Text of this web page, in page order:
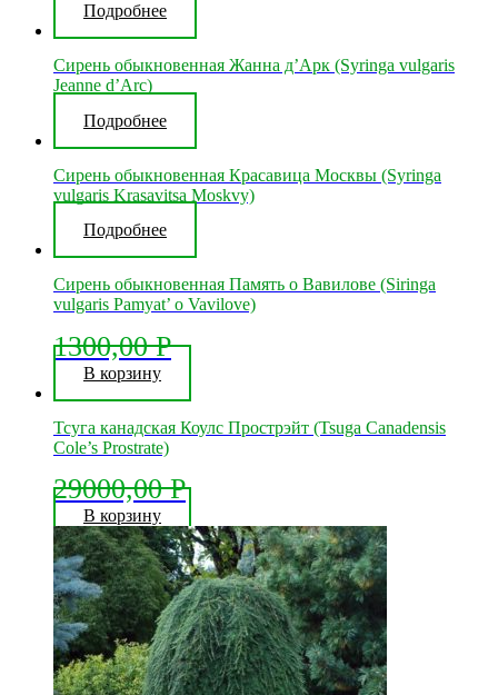
Подробнее
Сирень обыкновенная Жанна д’Арк (Syringa vulgaris
Jeanne d’Arc)
Подробнее
Сирень обыкновенная Красавица Москвы (Syringa
vulgaris Krasavitsa Moskvy)
Подробнее
Сирень обыкновенная Память о Вавилове (Siringa
vulgaris Pamyat’ o Vavilove)
1300,00Р
В корзину
Тсуга канадская Коулс Прострэйт (Tsuga Canadensis
Cole’s Prostrate)
29000,00Р
В корзину